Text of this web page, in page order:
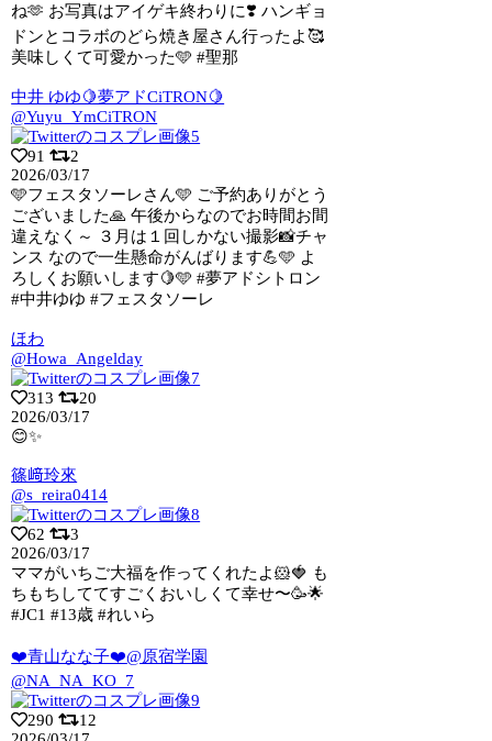
ね🫶 お写真はアイゲキ終わりに❣️ ハンギョ
ドンとコラボのどら焼き屋さん行ったよ🥰
美味しくて可愛かった🩵 #聖那
中井 ゆゆ🍋夢アドCiTRON🍋
@Yuyu_YmCiTRON
91
2
2026/03/17
🩵フェスタソーレさん🩵 ご予約ありがとう
ございました🙏 午後からなのでお時間お間
違えなく～ ３月は１回しかない撮影📸チャ
ンス なので一生懸命がんばります💪🩵 よ
ろしくお願いします🍋🩵 #夢アドシトロン
#中井ゆゆ #フェスタソーレ
ほわ
@Howa_Angelday
313
20
2026/03/17
😊✨
篠﨑玲來
@s_reira0414
62
3
2026/03/17
ママがいちご大福を作ってくれたよ🐹🍓 も
ちもちしててすごくおいしくて幸せ〜🥳🌟
#JC1 #13歳 #れいら
❤️青山なな子❤️@原宿学園
@NA_NA_KO_7
290
12